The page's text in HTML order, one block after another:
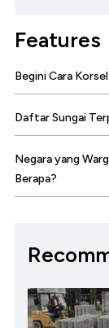
Features
Begini Cara
Daftar Sungai
Negara yang
Berapa?